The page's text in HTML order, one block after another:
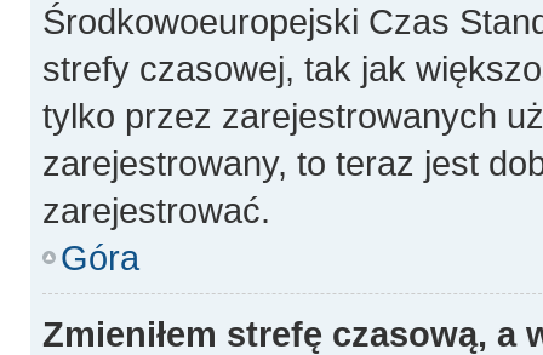
Środkowoeuropejski Czas
strefy czasowej, tak jak
tylko przez zarejestrowanych
zarejestrowany, to teraz jest
zarejestrować.
Góra
Zmieniłem strefę czasową, a